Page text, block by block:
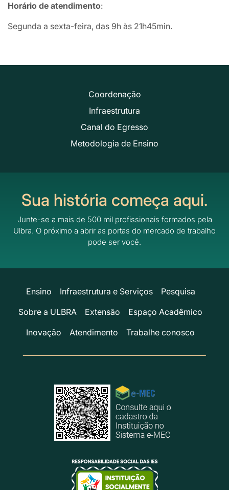
Horário de atendimento:
Segunda a sexta-feira, das 9h às 21h45min.
Coordenação
Infraestrutura
Canal do Egresso
Metodologia de Ensino
Sua história começa aqui.
Junte-se a mais de 500 mil profissionais formados pela
Ulbra. O próximo a abrir as portas do mercado de trabalho
pode ser você.
Ensino Infraestrutura e Serviços
Pesquisa
Sobre a ULBRA
Extensão
Espaço Acadêmico
Inovação
Atendimento Trabalhe conosco